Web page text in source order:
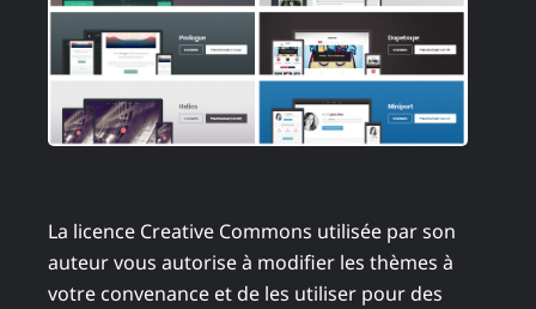
La licence Creative Commons utilisée par son
auteur vous autorise à modifier les thèmes à
votre convenance et de les utiliser pour des